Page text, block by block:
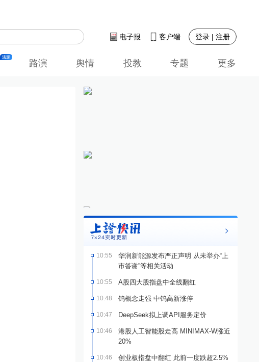
电子报 客户端 登录 | 注册
路演 舆情 投教 专题 更多
10:55
华润新能源发布严正声明 从未举办“上
市答谢”等相关活动
10:55 A股四大股指盘中全线翻红
10:48 钨概念走强 中钨高新涨停
10:47 DeepSeek拟上调API服务定价
10:46
港股人工智能股走高 MINIMAX-W涨近
20%
10:46 创业板指盘中翻红 此前一度跌超2.5%